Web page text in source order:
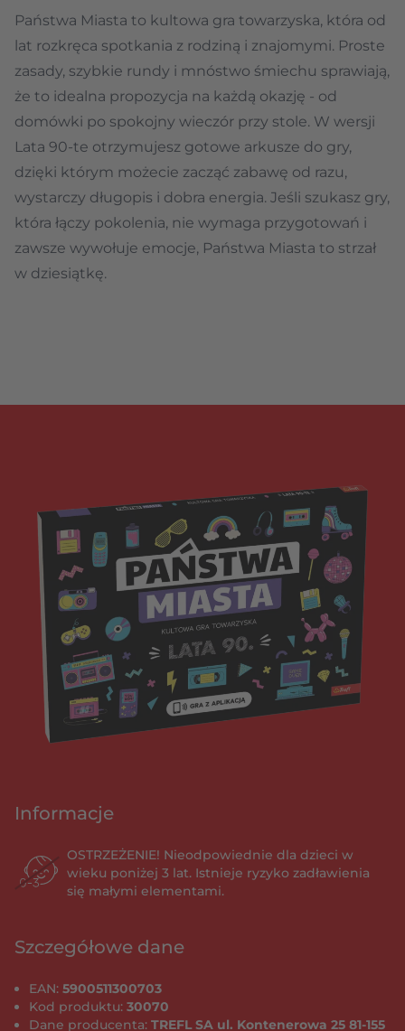
Państwa Miasta to kultowa gra towarzyska, która od
lat rozkręca spotkania z rodziną i znajomymi. Proste
zasady, szybkie rundy i mnóstwo śmiechu sprawiają,
że to idealna propozycja na każdą okazję - od
domówki po spokojny wieczór przy stole. W wersji
Lata 90-te otrzymujesz gotowe arkusze do gry,
dzięki którym możecie zacząć zabawę od razu,
wystarczy długopis i dobra energia. Jeśli szukasz gry,
która łączy pokolenia, nie wymaga przygotowań i
zawsze wywołuje emocje, Państwa Miasta to strzał
w dziesiątkę.
Informacje
OSTRZEŻENIE! Nieodpowiednie dla dzieci w
wieku poniżej 3 lat. Istnieje ryzyko zadławienia
się małymi elementami.
Szczegółowe dane
EAN: 5900511300703
Kod produktu: 30070
Dane producenta: TREFL SA ul. Kontenerowa 25 81-155